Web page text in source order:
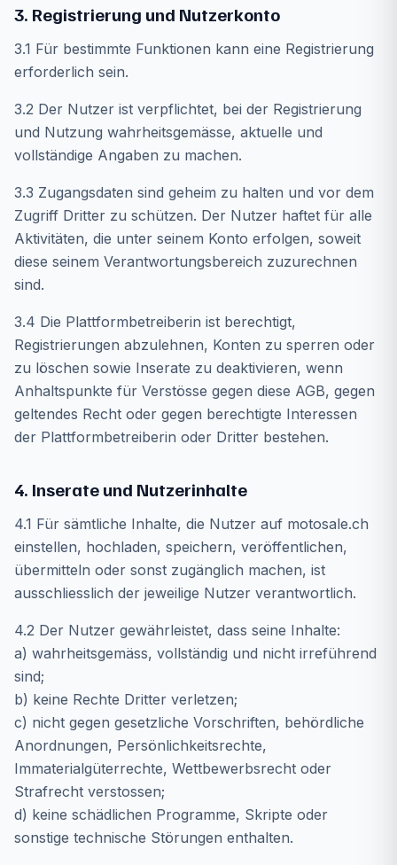
3. Registrierung und Nutzerkonto
3.1 Für bestimmte Funktionen kann eine Registrierung
erforderlich sein.
3.2 Der Nutzer ist verpflichtet, bei der Registrierung
und Nutzung wahrheitsgemässe, aktuelle und
vollständige Angaben zu machen.
3.3 Zugangsdaten sind geheim zu halten und vor dem
Zugriff Dritter zu schützen. Der Nutzer haftet für alle
Aktivitäten, die unter seinem Konto erfolgen, soweit
diese seinem Verantwortungsbereich zuzurechnen
sind.
3.4 Die Plattformbetreiberin ist berechtigt,
Registrierungen abzulehnen, Konten zu sperren oder
zu löschen sowie Inserate zu deaktivieren, wenn
Anhaltspunkte für Verstösse gegen diese AGB, gegen
geltendes Recht oder gegen berechtigte Interessen
der Plattformbetreiberin oder Dritter bestehen.
4. Inserate und Nutzerinhalte
4.1 Für sämtliche Inhalte, die Nutzer auf motosale.ch
einstellen, hochladen, speichern, veröffentlichen,
übermitteln oder sonst zugänglich machen, ist
ausschliesslich der jeweilige Nutzer verantwortlich.
4.2 Der Nutzer gewährleistet, dass seine Inhalte:
a) wahrheitsgemäss, vollständig und nicht irreführend
sind;
b) keine Rechte Dritter verletzen;
c) nicht gegen gesetzliche Vorschriften, behördliche
Anordnungen, Persönlichkeitsrechte,
Immaterialgüterrechte, Wettbewerbsrecht oder
Strafrecht verstossen;
d) keine schädlichen Programme, Skripte oder
sonstige technische Störungen enthalten.